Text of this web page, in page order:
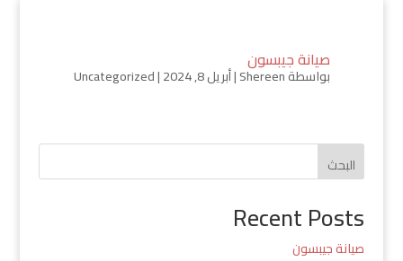
صيانة جيبسون
بواسطةShereen
|أبريل 8, 2024 |
Uncategorized
البحث
Recent Posts
صيانة جيبسون